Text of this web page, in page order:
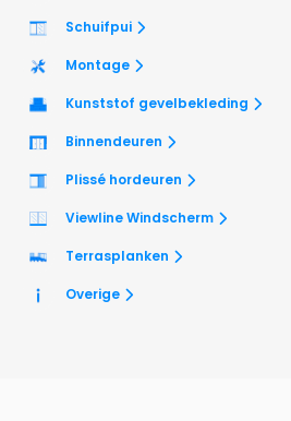
Schuifpui
Montage
Kunststof gevelbekleding
Binnendeuren
Plissé hordeuren
Viewline Windscherm
Terrasplanken
Overige